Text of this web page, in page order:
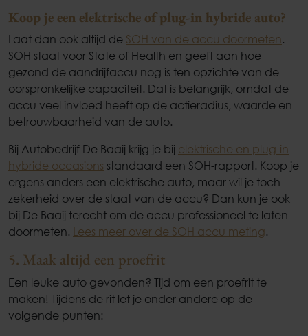
Koop je een elektrische of plug-in hybride auto?
Laat dan ook altijd de SOH van de accu doormeten.
SOH staat voor State of Health en geeft aan hoe
gezond de aandrijfaccu nog is ten opzichte van de
oorspronkelijke capaciteit. Dat is belangrijk, omdat de
accu veel invloed heeft op de actieradius, waarde en
betrouwbaarheid van de auto.
Bij Autobedrijf De Baaij krijg je bij elektrische en plug-in
hybride occasions standaard een SOH-rapport. Koop je
ergens anders een elektrische auto, maar wil je toch
zekerheid over de staat van de accu? Dan kun je ook
bij De Baaij terecht om de accu professioneel te laten
doormeten.
Lees meer over de SOH accu meting.
5. Maak altijd een proefrit
Een leuke auto gevonden? Tijd om een proefrit te
maken! Tijdens de rit let je onder andere op de
volgende punten: